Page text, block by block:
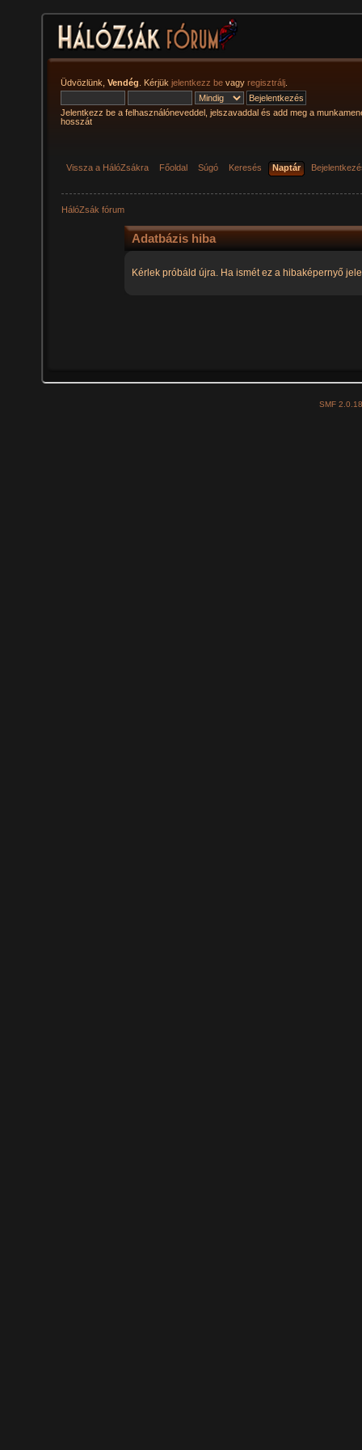
Üdvözlünk, Vendég . Kérjük jelentkezz be vagy regisztrálj
Jelentkezz be a felhasználóneveddel, jelszavaddal és add meg a
hosszát
Vissza a HálóZsákra Főoldal Súgó Keresés Naptár
HálóZsák fórum
Adatbázis hiba
Kérlek próbáld újra. Ha ismét ez a hibaképernyő
SMF 2.0.18